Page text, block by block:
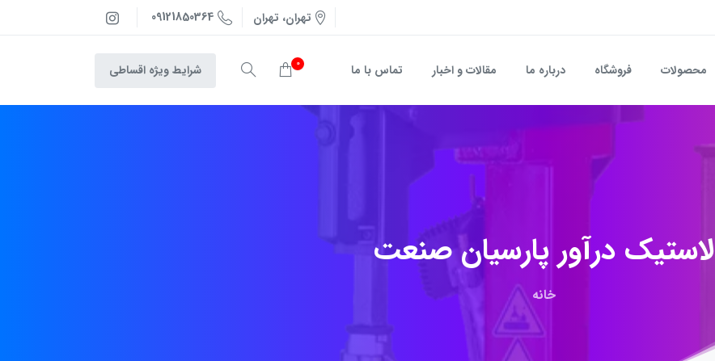
تهران، تهران 09121850364
محصولات فروشگاه درباره ما مقالات و اخبار تماس با ما 0 شرایط ویژه اقساطی
لاستیک درآورپارسیانصنعت
خانه